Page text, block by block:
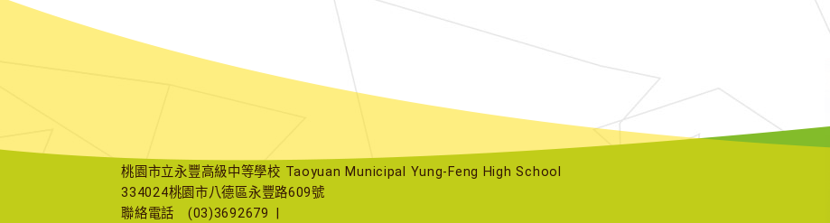
桃園市立永豐高級中等學校 Taoyuan Municipal Yung-Feng High School
334024桃園市八德區永豐路609號
聯絡電話
(03)3692679